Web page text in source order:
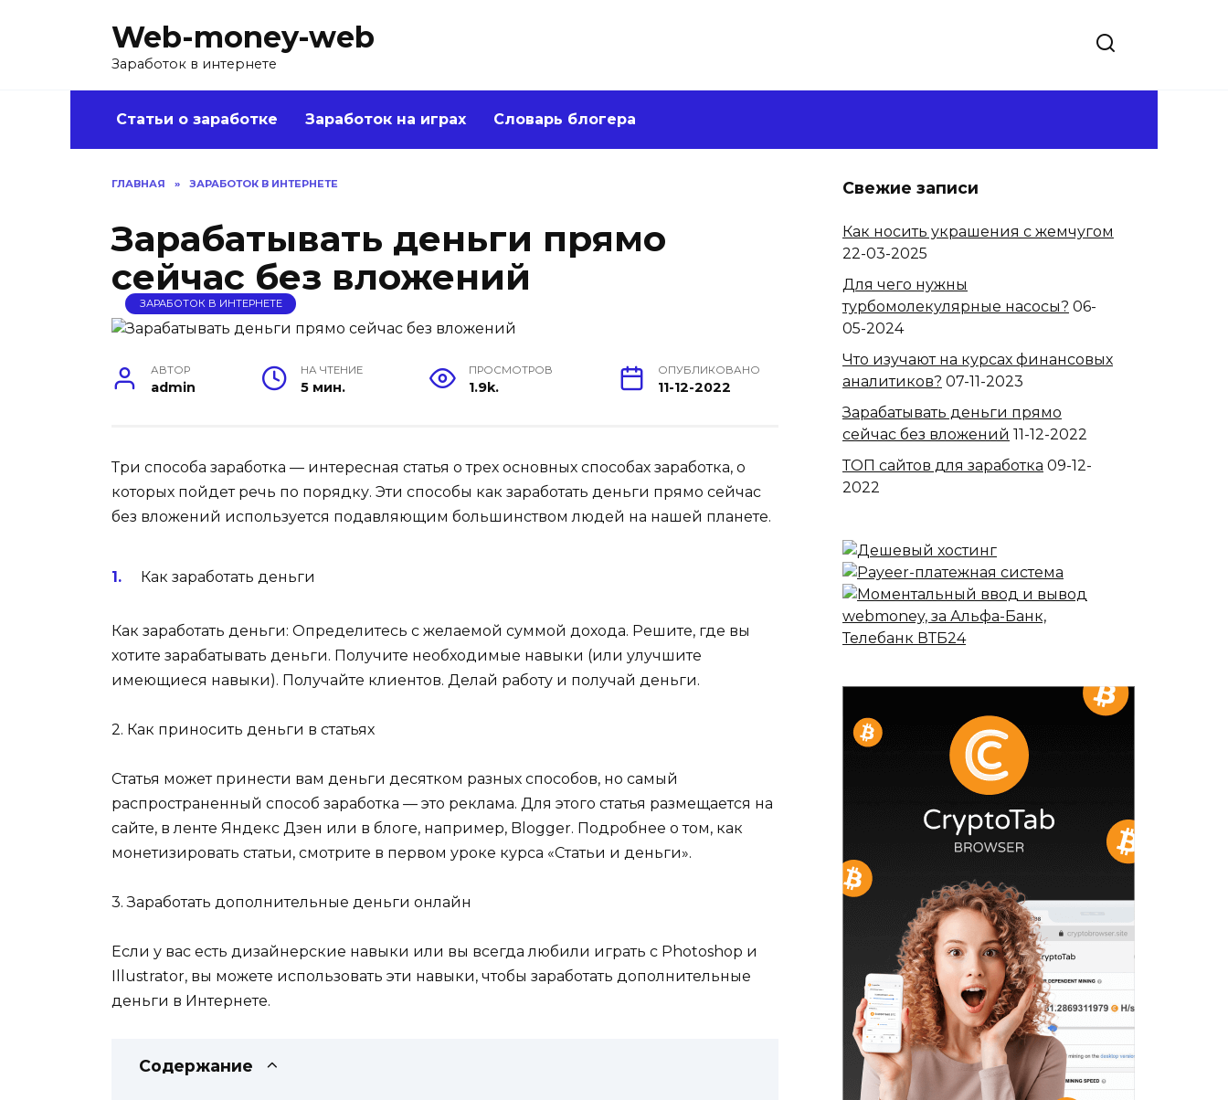
Web-money-web
Заработок в интернете
Статьи о заработке Заработок на играх Словарь блогера
ГЛАВНАЯ » ЗАРАБОТОК В ИНТЕРНЕТЕ
Зарабатывать деньги прямо
сейчас без вложений
ЗАРАБОТОК В ИНТЕРНЕТЕ
АВТОР
admin
НА ЧТЕНИЕ
5 мин.
ПРОСМОТРОВ
1.9k.
ОПУБЛИКОВАНО
11-12-2022
Три способа заработка — интересная статья о трех основных способах заработка, о
которых пойдет речь по порядку. Эти способы как заработать деньги прямо сейчас
без вложений используется подавляющим большинством людей на нашей планете.
Как заработать деньги
Как заработать деньги: Определитесь с желаемой суммой дохода. Решите, где вы
хотите зарабатывать деньги. Получите необходимые навыки (или улучшите
имеющиеся навыки). Получайте клиентов. Делай работу и получай деньги.
2. Как приносить деньги в статьях
Статья может принести вам деньги десятком разных способов, но самый
распространенный способ заработка — это реклама. Для этого статья размещается на
сайте, в ленте Яндекс Дзен или в блоге, например, Blogger. Подробнее о том, как
монетизировать статьи, смотрите в первом уроке курса «Статьи и деньги».
3. Заработать дополнительные деньги онлайн
Если у вас есть дизайнерские навыки или вы всегда любили играть с Photoshop и
Illustrator, вы можете использовать эти навыки, чтобы заработать дополнительные
деньги в Интернете.
Содержание
Свежие записи
Как носить украшения с жемчугом
22-03-2025
Для чего нужны
турбомолекулярные насосы? 06-
05-2024
Что изучают на курсах финансовых
аналитиков? 07-11-2023
Зарабатывать деньги прямо
сейчас без вложений 11-12-2022
ТОП сайтов для заработка 09-12-
2022